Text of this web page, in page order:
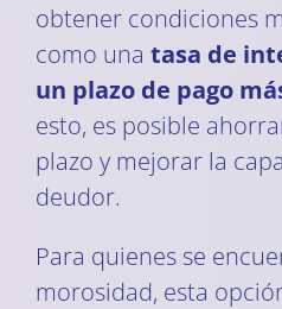
obtener condiciones
como una tasa de
un plazo de pago
esto, es posible
plazo y mejorar la
deudor.
Para quienes se
morosidad, esta